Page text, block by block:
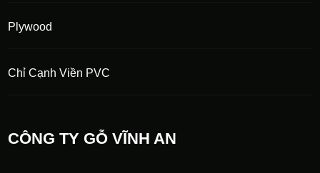
Plywood
Chỉ Cạnh Viền PVC
CÔNG TY GỖ VĨNH AN